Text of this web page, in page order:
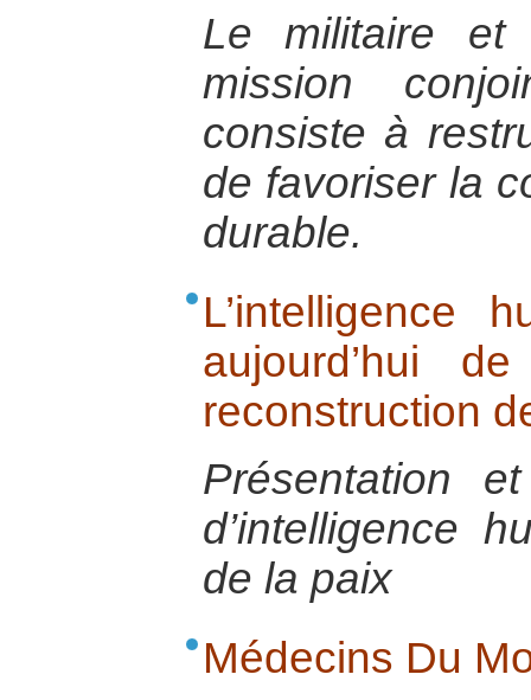
Le militaire et
mission
consiste à
de favoriser la
durable.
L’intelligence
aujourd’hui
reconstruction
Présentation
d’intelligence
de la paix
Médecins Du